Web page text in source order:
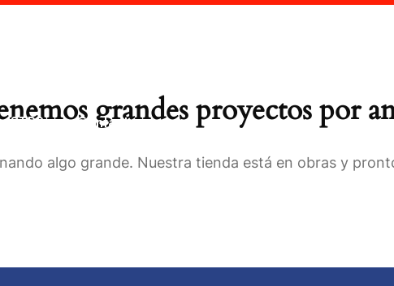
STPS Contacto
grandes proyectos por
algo grande. Nuestra tienda está en obras y